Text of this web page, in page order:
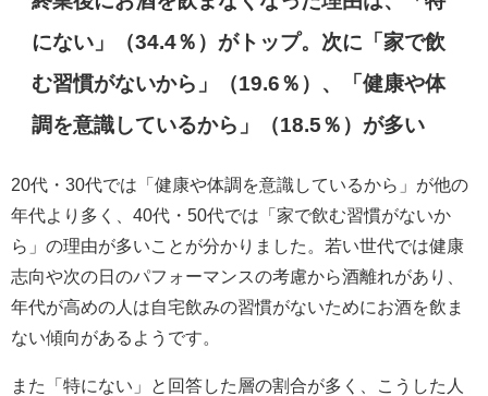
にない」（34.4％）がトップ。次に「家で飲
む習慣がないから」（19.6％）、「健康や体
調を意識しているから」（18.5％）が多い
20代・30代では「健康や体調を意識しているから」が他の
年代より多く、40代・50代では「家で飲む習慣がないか
ら」の理由が多いことが分かりました。若い世代では健康
志向や次の日のパフォーマンスの考慮から酒離れがあり、
年代が高めの人は自宅飲みの習慣がないためにお酒を飲ま
ない傾向があるようです。
また「特にない」と回答した層の割合が多く、こうした人